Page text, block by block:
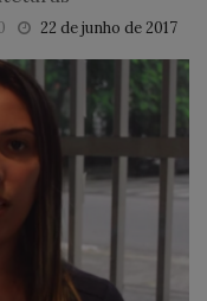
22 de junho de 2017